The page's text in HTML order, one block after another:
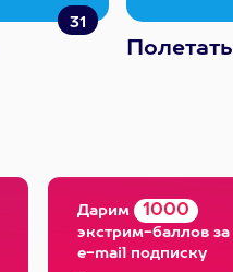
31
Полетать
Дарим 1000
экстрим-баллов за
e-mail подписку